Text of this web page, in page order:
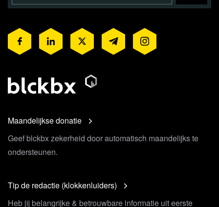
Maandelijkse donatie
Geef blckbx zekerheid door automatisch maandelijks te
ondersteunen.
Tip de redactie (klokkenluiders)
Heb jij belangrijke & betrouwbare informatie uit eerste